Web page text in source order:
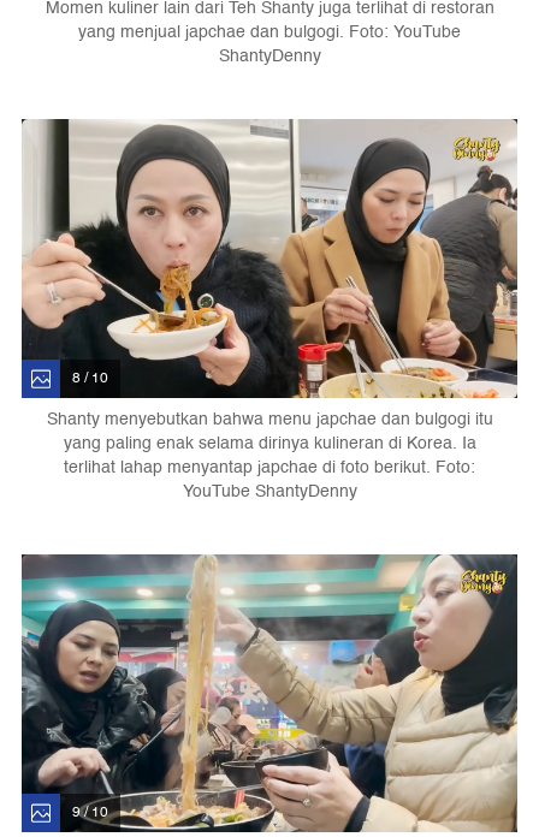
Momen kuliner lain dari Teh Shanty juga terlihat di restoran
yang menjual japchae dan bulgogi. Foto: YouTube
ShantyDenny
8 / 10
Shanty menyebutkan bahwa menu japchae dan bulgogi itu
yang paling enak selama dirinya kulineran di Korea. Ia
terlihat lahap menyantap japchae di foto berikut. Foto:
YouTube ShantyDenny
9 / 10